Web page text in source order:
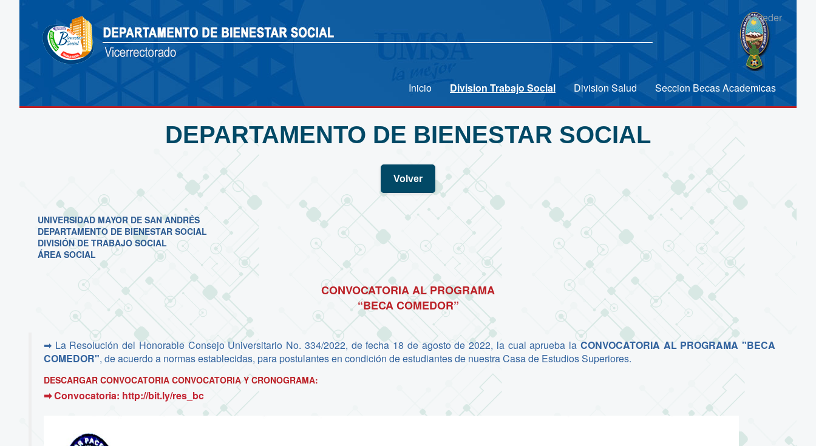
Acceder
Inicio Division Trabajo Social Division Salud Seccion Becas Academicas
DEPARTAMENTO DE BIENESTAR SOCIAL
Volver
UNIVERSIDAD MAYOR DE SAN ANDRÉS
DEPARTAMENTO DE BIENESTAR SOCIAL
DIVISIÓN DE TRABAJO SOCIAL
ÁREA SOCIAL
CONVOCATORIA AL PROGRAMA
“BECA COMEDOR”
➡ La Resolución del Honorable Consejo Universitario No. 334/2022, de fecha 18 de agosto de 2022, la cual aprueba laCONVOCATORIA AL PROGRAMA "BECA
COMEDOR", de acuerdo a normas establecidas, para postulantes en condición de estudiantes de nuestra Casa de Estudios Superiores.
DESCARGAR CONVOCATORIA CONVOCATORIA Y CRONOGRAMA:
➡ Convocatoria: http://bit.ly/res_bc